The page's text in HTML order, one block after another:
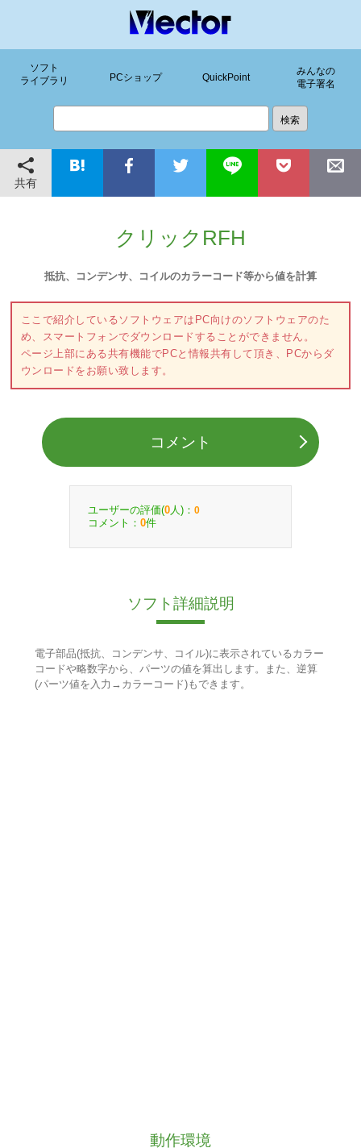
ソフト
ライブラリ
PCショップ QuickPoint
みんなの
電子署名
共有
クリックRFH
抵抗、コンデンサ、コイルのカラーコード等から値を計算
ここで紹介しているソフトウェアはPC向けのソフトウェアのた
め、スマートフォンでダウンロードすることができません。
ページ上部にある共有機能でPCと情報共有して頂き、PCからダ
ウンロードをお願い致します。
コメント
ユーザーの評価(0 人)： 0
コメント： 0件
ソフト詳細説明
電子部品(抵抗、コンデンサ、コイル)に表示されているカラー
コードや略数字から、パーツの値を算出します。また、逆算
(パーツ値を入力→カラーコード)もできます。
動作環境